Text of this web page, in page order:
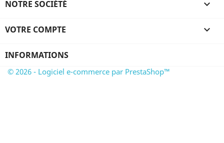
NOTRE SOCIÉTÉ 
VOTRE COMPTE 
INFORMATIONS
© 2026 - Logiciel e-commerce par PrestaShop™